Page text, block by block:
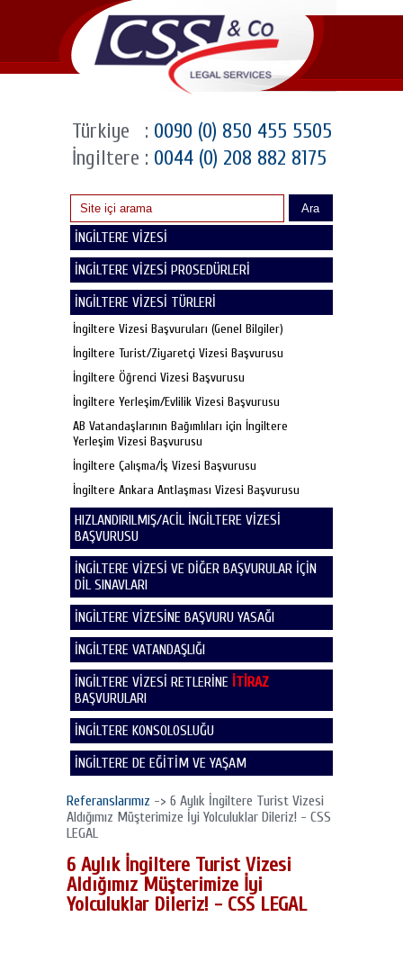
Türkiye : 0090 (0) 850 455 5505
İngiltere : 0044 (0) 208 882 8175
Ara
İNGİLTERE VİZESİ
İNGİLTERE VİZESİ PROSEDÜRLERİ
İNGİLTERE VİZESİ TÜRLERİ
İngiltere Vizesi Başvuruları (Genel Bilgiler)
İngiltere Turist/Ziyaretçi Vizesi Başvurusu
İngiltere Öğrenci Vizesi Başvurusu
İngiltere Yerleşim/Evlilik Vizesi Başvurusu
AB Vatandaşlarının Bağımlıları için İngiltere
Yerleşim Vizesi Başvurusu
İngiltere Çalışma/İş Vizesi Başvurusu
İngiltere Ankara Antlaşması Vizesi Başvurusu
HIZLANDIRILMIŞ/ACİL İNGİLTERE VİZESİ
BAŞVURUSU
İNGİLTERE VİZESİ VE DİĞER BAŞVURULAR İÇİN
DİL SINAVLARI
İNGİLTERE VİZESİNE BAŞVURU YASAĞI
İNGİLTERE VATANDAŞLIĞI
İNGİLTERE VİZESİ RETLERİNE İTİRAZ
BAŞVURULARI
İNGİLTERE KONSOLOSLUĞU
İNGİLTERE DE EĞİTİM VE YAŞAM
Referanslarımız -> 6 Aylık İngiltere Turist Vizesi
Aldığımız Müşterimize İyi Yolculuklar Dileriz! - CSS
LEGAL
6 Aylık İngiltere Turist Vizesi
Aldığımız Müşterimize İyi
Yolculuklar Dileriz! - CSS LEGAL